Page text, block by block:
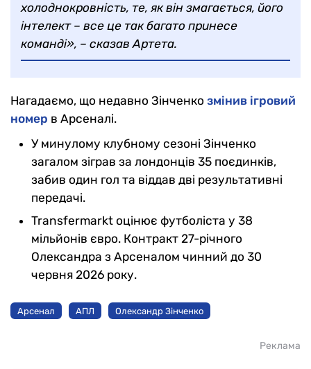
холоднокровність, те, як він змагається, його
інтелект – все це так багато принесе
команді», – сказав Артета.
Нагадаємо, що недавно Зінченко змінив ігровий
номер в Арсеналі.
У минулому клубному сезоні Зінченко
загалом зіграв за лондонців 35 поєдинків,
забив один гол та віддав дві результативні
передачі.
Transfermarkt оцінює футболіста у 38
мільйонів євро. Контракт 27-річного
Олександра з Арсеналом чинний до 30
червня 2026 року.
Арсенал АПЛ Олександр Зінченко
Реклама